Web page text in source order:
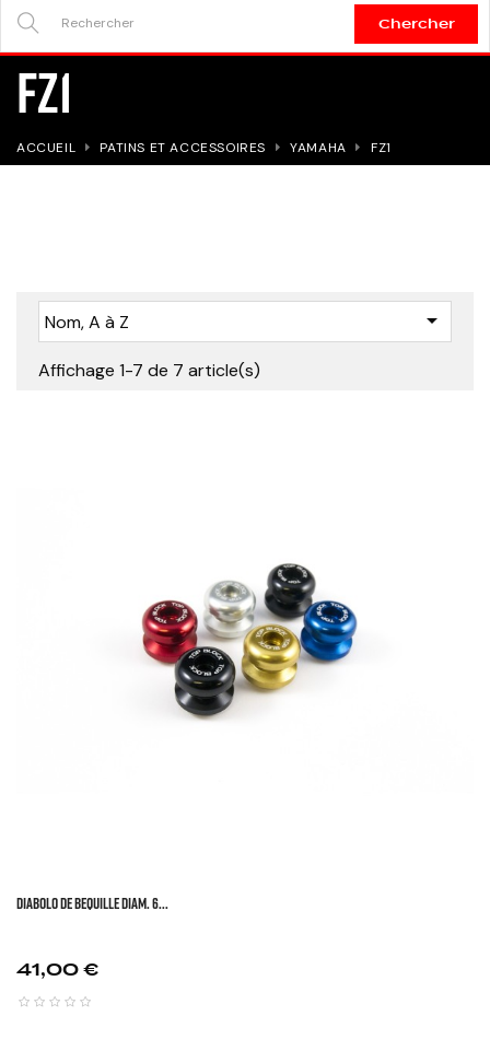
Chercher
FZ1
ACCUEIL PATINS ET ACCESSOIRES YAMAHA FZ1
Nom, A à Z 
Affichage 1-7 de 7 article(s)
DIABOLO DE BEQUILLE DIAM. 6...
Prix
41,00 €